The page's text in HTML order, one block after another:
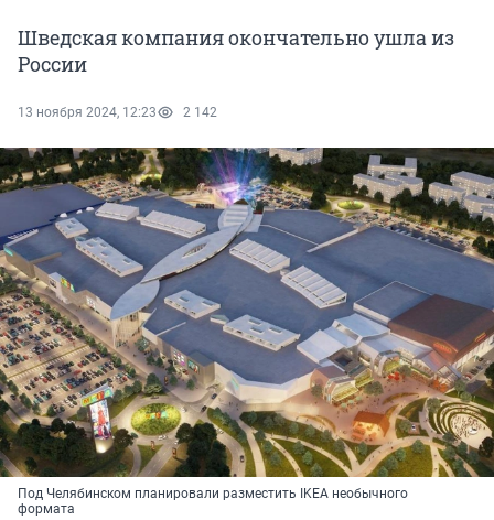
Шведская компания окончательно ушла из
России
13 ноября 2024, 12:23 2 142
Под Челябинском планировали разместить IKEA необычного
формата